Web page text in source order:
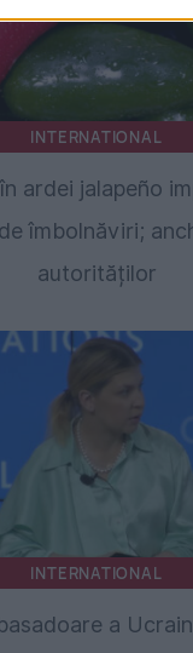
INTERNATIONAL
ardei jalapeño
îmbolnăviri;
autorităților
INTERNATIONAL
a